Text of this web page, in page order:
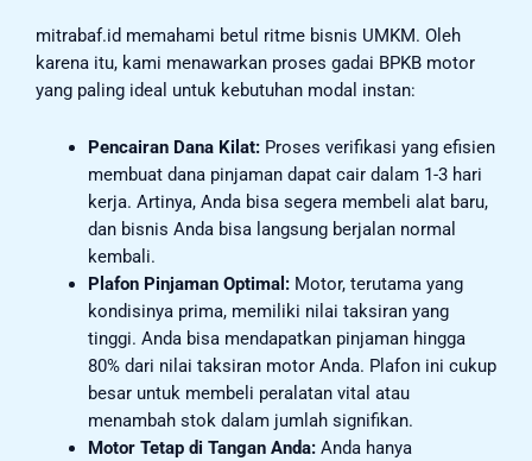
mitrabaf.id memahami betul ritme bisnis UMKM. Oleh
karena itu, kami menawarkan proses gadai BPKB motor
yang paling ideal untuk kebutuhan modal instan:
Pencairan Dana Kilat:Proses verifikasi yang efisien
membuat dana pinjaman dapat cair dalam 1-3 hari
kerja. Artinya, Anda bisa segera membeli alat baru,
dan bisnis Anda bisa langsung berjalan normal
kembali.
Plafon Pinjaman Optimal:Motor, terutama yang
kondisinya prima, memiliki nilai taksiran yang
tinggi. Anda bisa mendapatkan pinjaman hingga
80% dari nilai taksiran motor Anda. Plafon ini cukup
besar untuk membeli peralatan vital atau
menambah stok dalam jumlah signifikan.
Motor Tetap di Tangan Anda:Anda hanya